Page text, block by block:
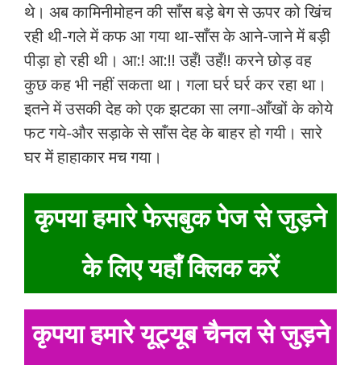
थे। अब कामिनीमोहन की साँस बड़े बेग से ऊपर को खिंच
रही थी-गले में कफ आ गया था-साँस के आने-जाने में बड़ी
पीड़ा हो रही थी। आ:! आ:!! उहँ! उहँ!! करने छोड़ वह
कुछ कह भी नहीं सकता था। गला घर्र घर्र कर रहा था।
इतने में उसकी देह को एक झटका सा लगा-आँखों के कोये
फट गये-और सड़ाके से साँस देह के बाहर हो गयी। सारे
घर में हाहाकार मच गया।
कृपया हमारे फेसबुक पेज से जुड़ने
के लिए यहाँ क्लिक करें
कृपया हमारे यूट्यूब चैनल से जुड़ने